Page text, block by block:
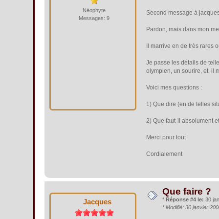
Néophyte
Messages: 9
Second message à
Pardon, mais dans mon
Il marrive en de très rares
Je passe les détails de
olympien, un sourire, et il
Voici mes questions :
1) Que dire (en de telles
2) Que faut-il absolument
Merci pour tout
Cordialement
Jacques
Que faire ?
* Réponse #4 le: 30
* Modifié: 30 janvier